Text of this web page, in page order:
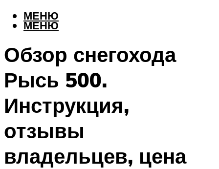
МЕНЮ
МЕНЮ
Обзор снегохода
Рысь 500.
Инструкция,
отзывы
владельцев, цена